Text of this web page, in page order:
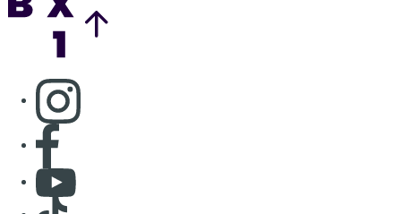
Consulter page Instagram
Consulter page Facebook
Consulter Youtube
Consulter TikTok